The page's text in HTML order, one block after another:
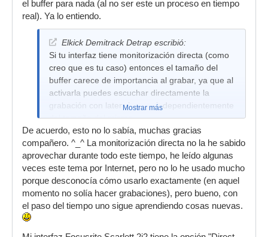
el buffer para nada (al no ser este un proceso en tiempo
real). Ya lo entiendo.
Elkick Demitrack Detrap escribió:
Si tu interfaz tiene monitorización directa (como
creo que es tu caso) entonces el tamaño del
buffer carece de importancia al grabar, ya que al
activarla puedes escuchar directamente la
grabación con latencia cero independientemente
del tamaño del mismo.
Mostrar más
De acuerdo, esto no lo sabía, muchas gracias
compañero. ^_^ La monitorización directa no la he sabido
aprovechar durante todo este tiempo, he leído algunas
veces este tema por Internet, pero no lo he usado mucho
porque desconocía cómo usarlo exactamente (en aquel
momento no solía hacer grabaciones), pero bueno, con
el paso del tiempo uno sigue aprendiendo cosas nuevas.